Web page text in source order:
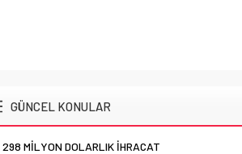
GÜNCEL KONULAR
298 MİLYON DOLARLIK İHRACAT